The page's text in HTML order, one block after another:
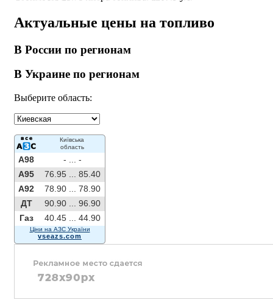
Актуальные цены на топливо
В России по регионам
В Украине по регионам
Выберите область:
Київська
область
A98 - ...
-
A95
76.95 ...
85.40
A92
78.90 ...
78.90
ДТ
90.90 ...
96.90
Газ
40.45 ... 44.90
Ціни на АЗС України
vseazs.com